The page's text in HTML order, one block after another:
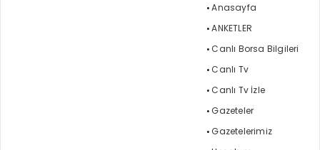
Anasayfa
ANKETLER
Canlı Borsa Bilgileri
Canlı Tv
Canlı Tv İzle
Gazeteler
Gazetelerimiz